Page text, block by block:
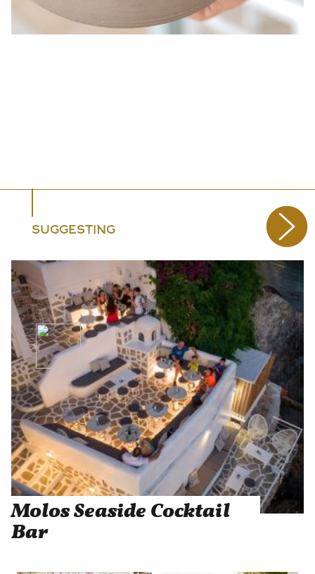
SUGGESTING
Molos Seaside Cocktail
Bar